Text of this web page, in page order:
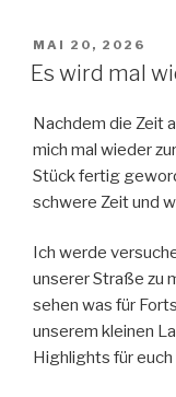
AM
MAI 20, 2026
Es wird mal
Nachdem die Zeit
mich mal wieder
Stück fertig
schwere Zeit und
Ich werde
unserer Straße zu
sehen was für
unserem kleinen
Highlights für